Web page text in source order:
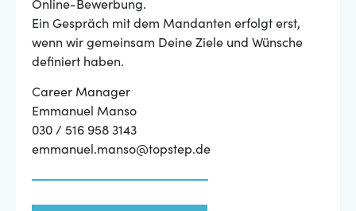
Online-Bewerbung.
Ein Gespräch mit dem Mandanten erfolgt erst,
wenn wir gemeinsam Deine Ziele und Wünsche
definiert haben.
Career Manager
Emmanuel Manso
030 / 516 958 3143
emmanuel.manso@topstep.de